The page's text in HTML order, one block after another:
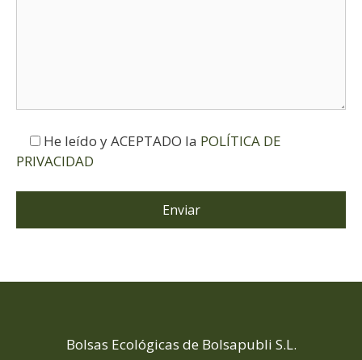
He leído y ACEPTADO la POLÍTICA DE
PRIVACIDAD
Bolsas Ecológicas de Bolsapubli S.L.